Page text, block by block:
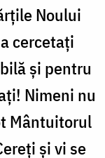
Noului
cercetaţi
şi pentru
Nimeni nu
Mântuitorul
şi vi se